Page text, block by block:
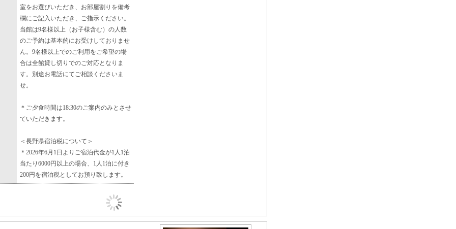
室をお選びいただき、お部屋割りを備考
欄にご記入いただき、ご指示ください。
当館は9名様以上（お子様含む）の人数
のご予約は基本的にお受けしておりませ
ん。9名様以上でのご利用をご希望の場
合は全館貸し切りでのご対応となりま
す。別途お電話にてご相談くださいま
せ。
＊ご夕食時間は18:30のご案内のみとさせ
ていただきます。
＜長野県宿泊税について＞
＊2026年6月1日よりご宿泊代金が1人1泊
当たり6000円以上の場合、1人1泊に付き
200円を宿泊税としてお預り致します。